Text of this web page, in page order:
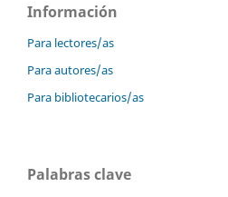
Información
Para lectores/as
Para autores/as
Para bibliotecarios/as
Palabras clave